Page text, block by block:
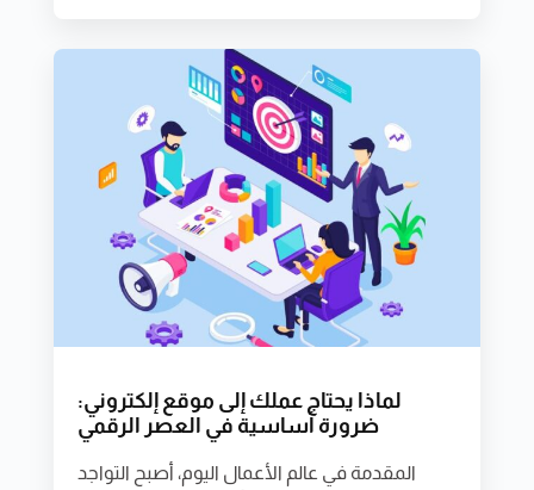
لماذا يحتاج عملك إلى موقع إلكتروني:
ضرورة أساسية في العصر الرقمي
المقدمة في عالم الأعمال اليوم، أصبح التواجد